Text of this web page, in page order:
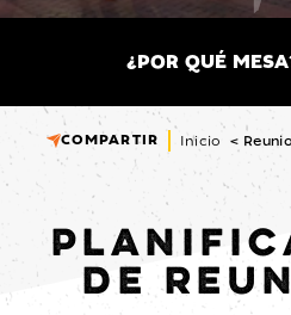
¿POR QUÉ
COMPARTIR Inicio
DE